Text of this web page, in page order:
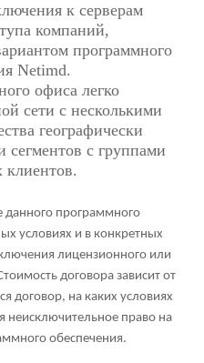
к серверам
компаний,
программного
Netimd.
офиса легко
сети с несколькими
географически
сегментов с группами
данного программного
условиях и в конкретных
лицензионного или
договора зависит от
договор, на каких условиях
неисключительное право на
обеспечения.